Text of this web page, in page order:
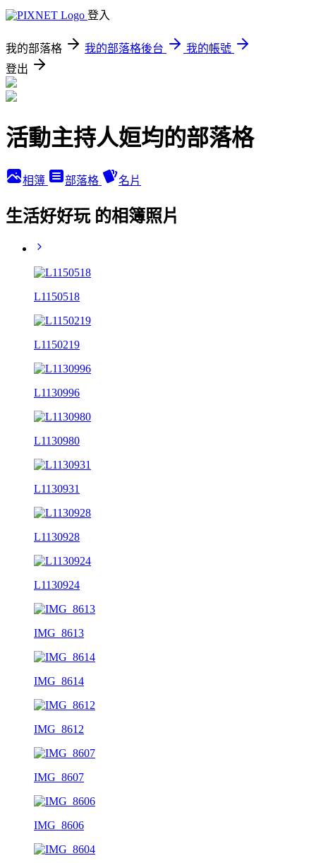
登入
我的部落格 我的部落格後台
我的帳號
登出
活動主持人姮均的部落格
相簿 部落格 名片
生活好好玩 的相簿照片
L1150518
L1150219
L1130996
L1130980
L1130931
L1130928
L1130924
IMG_8613
IMG_8614
IMG_8612
IMG_8607
IMG_8606